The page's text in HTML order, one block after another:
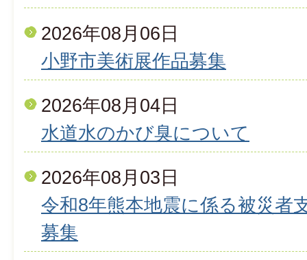
2026年08月06日
小野市美術展作品募集
2026年08月04日
水道水のかび臭について
2026年08月03日
令和8年熊本地震に係る被災者
募集